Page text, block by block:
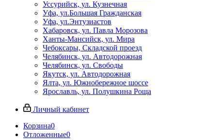
Уссурийск, ул. Кузнечная
Уфа, ул.Большая Гражданская
Уфа, ул.Энтузиастов
Хабаровск, ул. Павла Морозова
Ханты-Мансийск, ул. Мира
Чебоксары, Складской проезд
Челябинск, ул. Автодорожная
Челябинск, ул. Свободы
Якутск, ул. Автодорожная
Ялта, ул. Южнобережное шоссе
Ярославль, ул. Полушкина Роща
Личный кабинет
Корзина0
Отложенные0